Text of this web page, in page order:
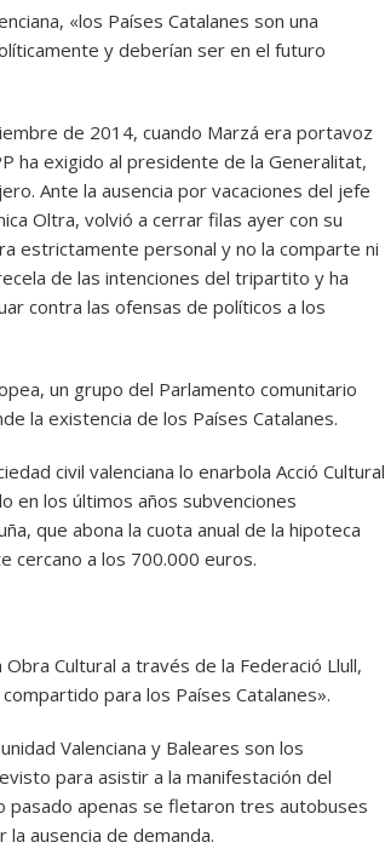
«los Países Catalanes son una
y deberían ser en el futuro
de 2014, cuando Marzá era portavoz
ha exigido al presidente de la Generalitat,
Ante la ausencia por vacaciones del jefe
Oltra, volvió a cerrar filas ayer con su
estrictamente personal y no la comparte ni
de las intenciones del tripartito y ha
contra las ofensas de políticos a los
un grupo del Parlamento comunitario
la existencia de los Países Catalanes.
civil valenciana lo enarbola Acció Cultural
en los últimos años subvenciones
que abona la cuota anual de la hipoteca
cercano a los 700.000 euros.
Cultural a través de la Federació Llull,
para los Países Catalanes».
Valenciana y Baleares son los
para asistir a la manifestación del
pasado apenas se fletaron tres autobuses
ausencia de demanda.